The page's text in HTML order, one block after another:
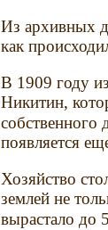
Из архивных
как
В 1909 году
Никитин,
собственного
появляется
Хозяйство
землей не
вырастало до